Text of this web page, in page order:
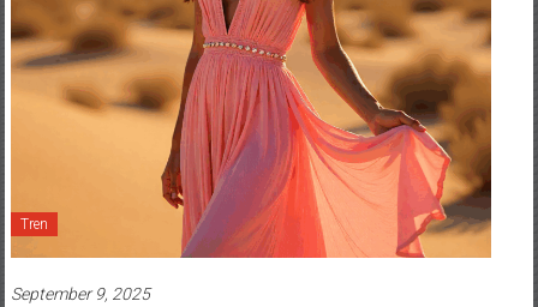
Tren
September 9, 2025